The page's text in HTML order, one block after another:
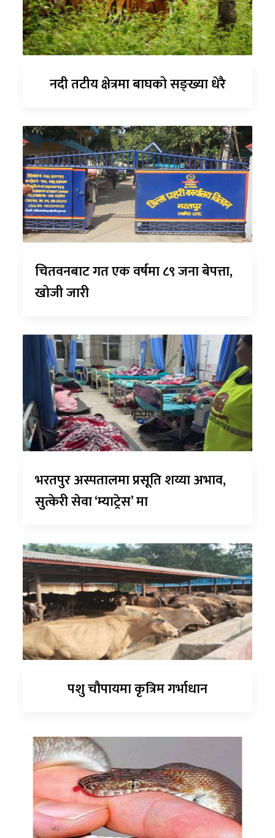
नदी तटीय क्षेत्रमा बाघको सङ्ख्या धेरै
चितवनबाट गत एक वर्षमा ८९ जना बेपत्ता,
खोजी जारी
भरतपुर अस्पतालमा प्रसूति शय्या अभाव,
सुत्केरी सेवा ‘म्याट्रेस’ मा
पशु चौपायमा कृत्रिम गर्भाधान